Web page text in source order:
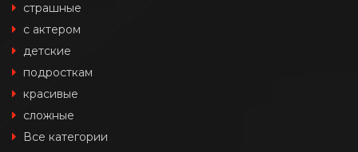
страшные
с актером
детские
подросткам
красивые
сложные
Все категории